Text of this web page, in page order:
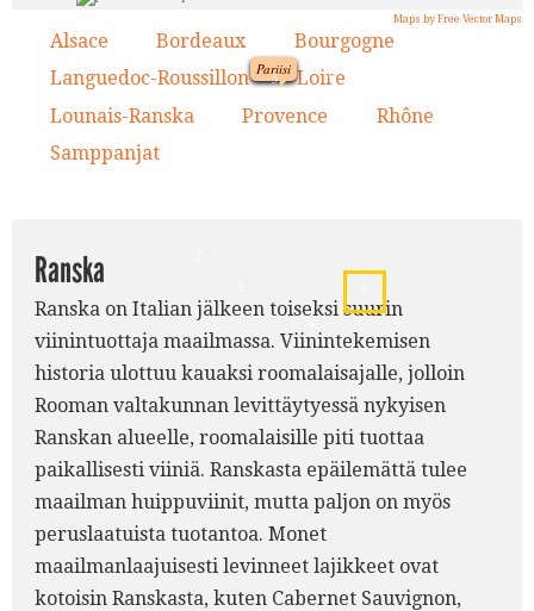
Pariisi
1.
4.
7.
9.
Maps by Free Vector Maps
Alsace Bordeaux Bourgogne
Languedoc-Roussillon 5. Loire
Lounais-Ranska Provence Rhône
Samppanjat
Ranska
Ranska on Italian jälkeen toiseksi suurin
viinintuottaja maailmassa. Viinintekemisen
historia ulottuu kauaksi roomalaisajalle, jolloin
Rooman valtakunnan levittäytyessä nykyisen
Ranskan alueelle, roomalaisille piti tuottaa
paikallisesti viiniä. Ranskasta epäilemättä tulee
maailman huippuviinit, mutta paljon on myös
peruslaatuista tuotantoa. Monet
maailmanlaajuisesti levinneet lajikkeet ovat
kotoisin Ranskasta, kuten Cabernet Sauvignon,